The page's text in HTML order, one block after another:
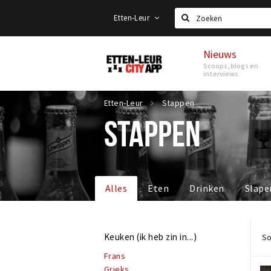
Etten-Leur
Zoeken
Etten-
Leur
Nieuws
Scoops, blogs en
interviews
Etten-Leur Stappen
STAPPEN
Alles Eten Drinken
Keuken (ik heb zin in...)
Frans